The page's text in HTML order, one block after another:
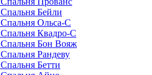
Спальня Бейли
Спальня Ольса-С
Спальня Квадро-С
Спальня Бон Вояж
Спальня Рандеву
Спальня Бетти